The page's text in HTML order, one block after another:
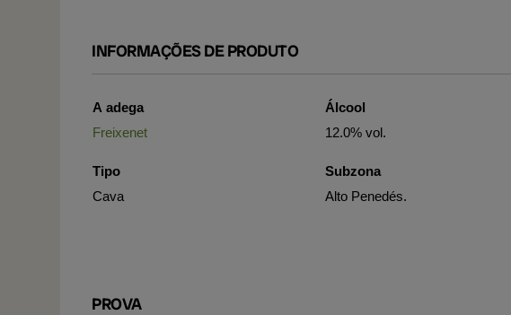
INFORMAÇÕES DE PRODUTO
A adega
Freixenet
Tipo
Cava
Álcool
12.0% vol.
Subzona
Alto Penedés.
PROVA